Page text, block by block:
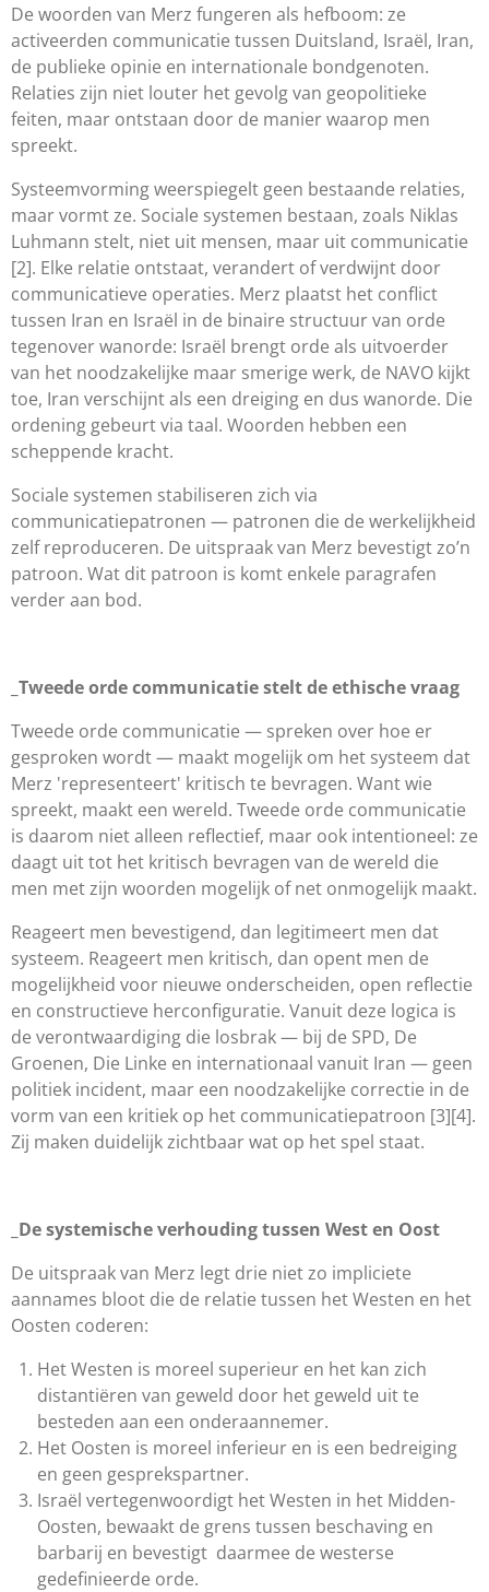
De woorden van Merz fungeren als hefboom: ze
activeerden communicatie tussen Duitsland, Israël, Iran,
de publieke opinie en internationale bondgenoten.
Relaties zijn niet louter het gevolg van geopolitieke
feiten, maar ontstaan door de manier waarop men
spreekt.
Systeemvorming weerspiegelt geen bestaande relaties,
maar vormt ze. Sociale systemen bestaan, zoals Niklas
Luhmann stelt, niet uit mensen, maar uit communicatie
[2]. Elke relatie ontstaat, verandert of verdwijnt door
communicatieve operaties. Merz plaatst het conflict
tussen Iran en Israël in de binaire structuur van orde
tegenover wanorde: Israël brengt orde als uitvoerder
van het noodzakelijke maar smerige werk, de NAVO kijkt
toe, Iran verschijnt als een dreiging en dus wanorde. Die
ordening gebeurt via taal. Woorden hebben een
scheppende kracht.
Sociale systemen stabiliseren zich via
communicatiepatronen — patronen die de werkelijkheid
zelf reproduceren. De uitspraak van Merz bevestigt zo’n
patroon. Wat dit patroon is komt enkele paragrafen
verder aan bod.
_Tweede orde communicatie stelt de ethische vraag
Tweede orde communicatie — spreken over hoe er
gesproken wordt — maakt mogelijk om het systeem dat
Merz 'representeert' kritisch te bevragen. Want wie
spreekt, maakt een wereld. Tweede orde communicatie
is daarom niet alleen reflectief, maar ook intentioneel: ze
daagt uit tot het kritisch bevragen van de wereld die
men met zijn woorden mogelijk of net onmogelijk maakt.
Reageert men bevestigend, dan legitimeert men dat
systeem. Reageert men kritisch, dan opent men de
mogelijkheid voor nieuwe onderscheiden, open reflectie
en constructieve herconfiguratie. Vanuit deze logica is
de verontwaardiging die losbrak — bij de SPD, De
Groenen, Die Linke en internationaal vanuit Iran — geen
politiek incident, maar een noodzakelijke correctie in de
vorm van een kritiek op het communicatiepatroon [3][4].
Zij maken duidelijk zichtbaar wat op het spel staat.
_De systemische verhouding tussen West en Oost
De uitspraak van Merz legt drie niet zo impliciete
aannames bloot die de relatie tussen het Westen en het
Oosten coderen:
Het Westen is moreel superieur en het kan zich
distantiëren van geweld door het geweld uit te
besteden aan een onderaannemer.
Het Oosten is moreel inferieur en is een bedreiging
en geen gesprekspartner.
Israël vertegenwoordigt het Westen in het Midden-
Oosten, bewaakt de grens tussen beschaving en
barbarij en bevestigt daarmee de westerse
gedefinieerde orde.